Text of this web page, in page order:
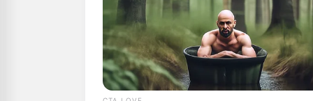
Αγαπητοί
μπορούμε να
Υποστήριξέ
“DONATE”
ΠΟΛΙΤΙΚΗ